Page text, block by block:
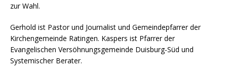
zur Wahl.
Gerhold ist Pastor und Journalist und Gemeindepfarrer der
Kirchengemeinde Ratingen. Kaspers ist Pfarrer der
Evangelischen Versöhnungsgemeinde Duisburg-Süd und
Systemischer Berater.